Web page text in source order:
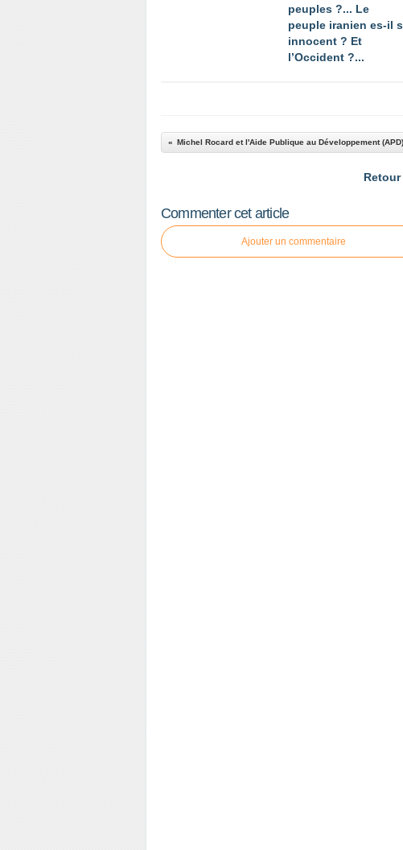
peuples ?... Le
peuple iranien es-il
innocent ? Et
l’Occident ?...
Commenter cet article
Ajouter un commentaire